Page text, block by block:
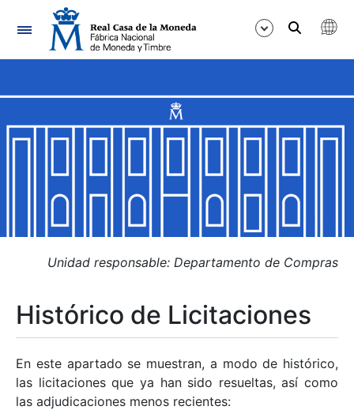
Navegación
Mostrar/Ocultar
Mostrar/Ocultar
Mostrar/Ocultar
Mostrar/Ocultar
Mostrar/Ocultar
Unidad responsable: Departamento de Compras
Histórico de Licitaciones
En este apartado se muestran, a modo de histórico,
las licitaciones que ya han sido resueltas, así como
las adjudicaciones menos recientes: